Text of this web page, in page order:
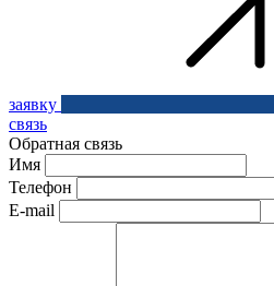
заявку
связь
Обратная связь
Имя
Телефон
E-mail